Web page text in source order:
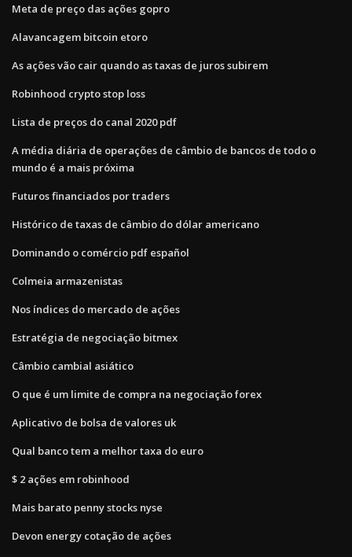
Meta de preço das ações gopro
Alavancagem bitcoin etoro
As ações vão cair quando as taxas de juros subirem
Robinhood crypto stop loss
Lista de preços do canal 2020 pdf
A média diária de operações de câmbio de bancos de todo o
mundo é a mais próxima
Futuros financiados por traders
Histórico de taxas de câmbio do dólar americano
Dominando o comércio pdf español
Colmeia armazenistas
Nos índices do mercado de ações
Estratégia de negociação bitmex
Câmbio cambial asiático
O que é um limite de compra na negociação forex
Aplicativo de bolsa de valores uk
Qual banco tem a melhor taxa do euro
$ 2 ações em robinhood
Mais barato penny stocks nyse
Devon energy cotação de ações